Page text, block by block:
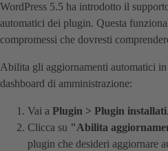
WordPress 5.5 ha introdotto il
automatici dei plugin. Questa
compromessi che dovresti
Abilita gli aggiornamenti automatici
dashboard di amministrazione:
Vai a Plugin > Plugin installati.
Clicca su "Abilita
plugin che desideri aggiornare